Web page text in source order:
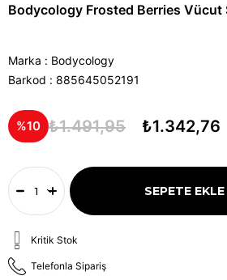
Bodycology Frosted Berries Vücut
Marka : Bodycology
Barkod : 885645052191
10 ₺1.491,95 ₺1.342,76
Kritik Stok
Telefonla Sipariş